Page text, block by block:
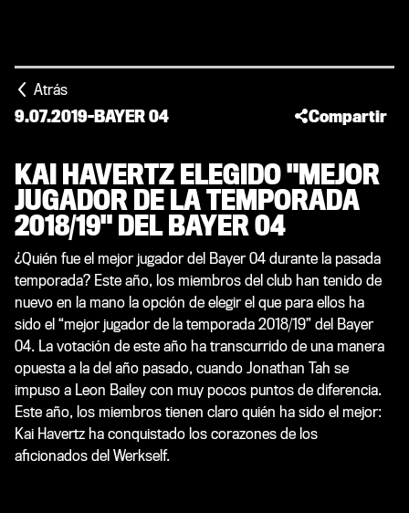
Atrás
9.07.2019-BAYER 04 Compartir
KAI HAVERTZ ELEGIDO "MEJOR
JUGADOR DE LA TEMPORADA
2018/19" DEL BAYER 04
¿Quién fue el mejor jugador del Bayer 04 durante la pasada
temporada? Este año, los miembros del club han tenido de
nuevo en la mano la opción de elegir el que para ellos ha
sido el “mejor jugador de la temporada 2018/19” del Bayer
04. La votación de este año ha transcurrido de una manera
opuesta a la del año pasado, cuando Jonathan Tah se
impuso a Leon Bailey con muy pocos puntos de diferencia.
Este año, los miembros tienen claro quién ha sido el mejor:
Kai Havertz ha conquistado los corazones de los
aficionados del Werkself.